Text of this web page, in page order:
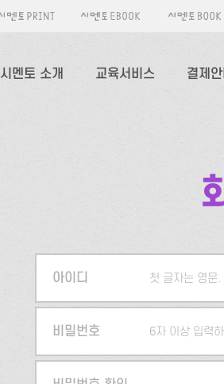
시멘토 소개 교육서비스 결제안
아이디 첫 글자는 영문
5자 이상 입력하
비밀번호 6자 이상 입력